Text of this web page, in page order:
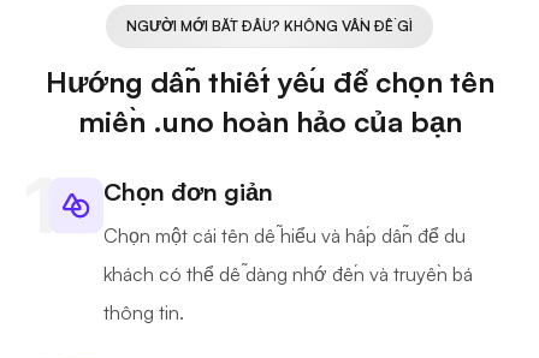
NGƯỜI MỚI BẮT ĐẦU? KHÔNG VẤN ĐỀ GÌ
Hướng dẫn thiết yếu để chọn tên
miền .uno hoàn hảo của bạn
Chọn đơn giản
Chọn một cái tên dễ hiểu và hấp dẫn để du
khách có thể dễ dàng nhớ đến và truyền bá
thông tin.